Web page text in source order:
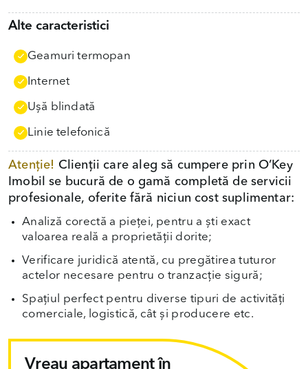
Alte caracteristici
Geamuri termopan
Internet
Uşă blindată
Linie telefonică
Atenție! Clienții care aleg să cumpere prin O’Key
Imobil se bucură de o gamă completă de servicii
profesionale, oferite fără niciun cost suplimentar:
Analiză corectă a pieței, pentru a ști exact
valoarea reală a proprietății dorite;
Verificare juridică atentă, cu pregătirea tuturor
actelor necesare pentru o tranzacție sigură;
Spațiul perfect pentru diverse tipuri de activități
comerciale, logistică, cât și producere etc.
Vreau apartament în